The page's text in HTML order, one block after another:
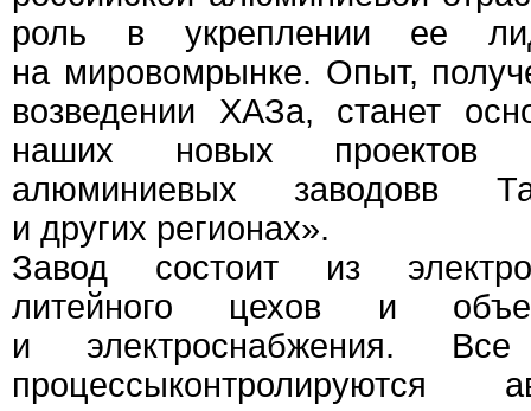
роль в укреплении ее
на мировомрынке. Опыт,
возведении ХАЗа, станет
наших новых проектов
алюминиевых заводовв
и других регионах».
Завод состоит из
литейного цехов и
и электроснабжения. Все
процессыконтролируются